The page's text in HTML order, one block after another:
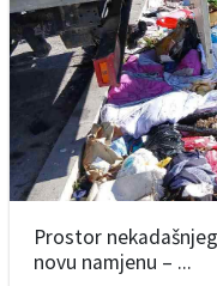
Prostor
novu namjenu – ...